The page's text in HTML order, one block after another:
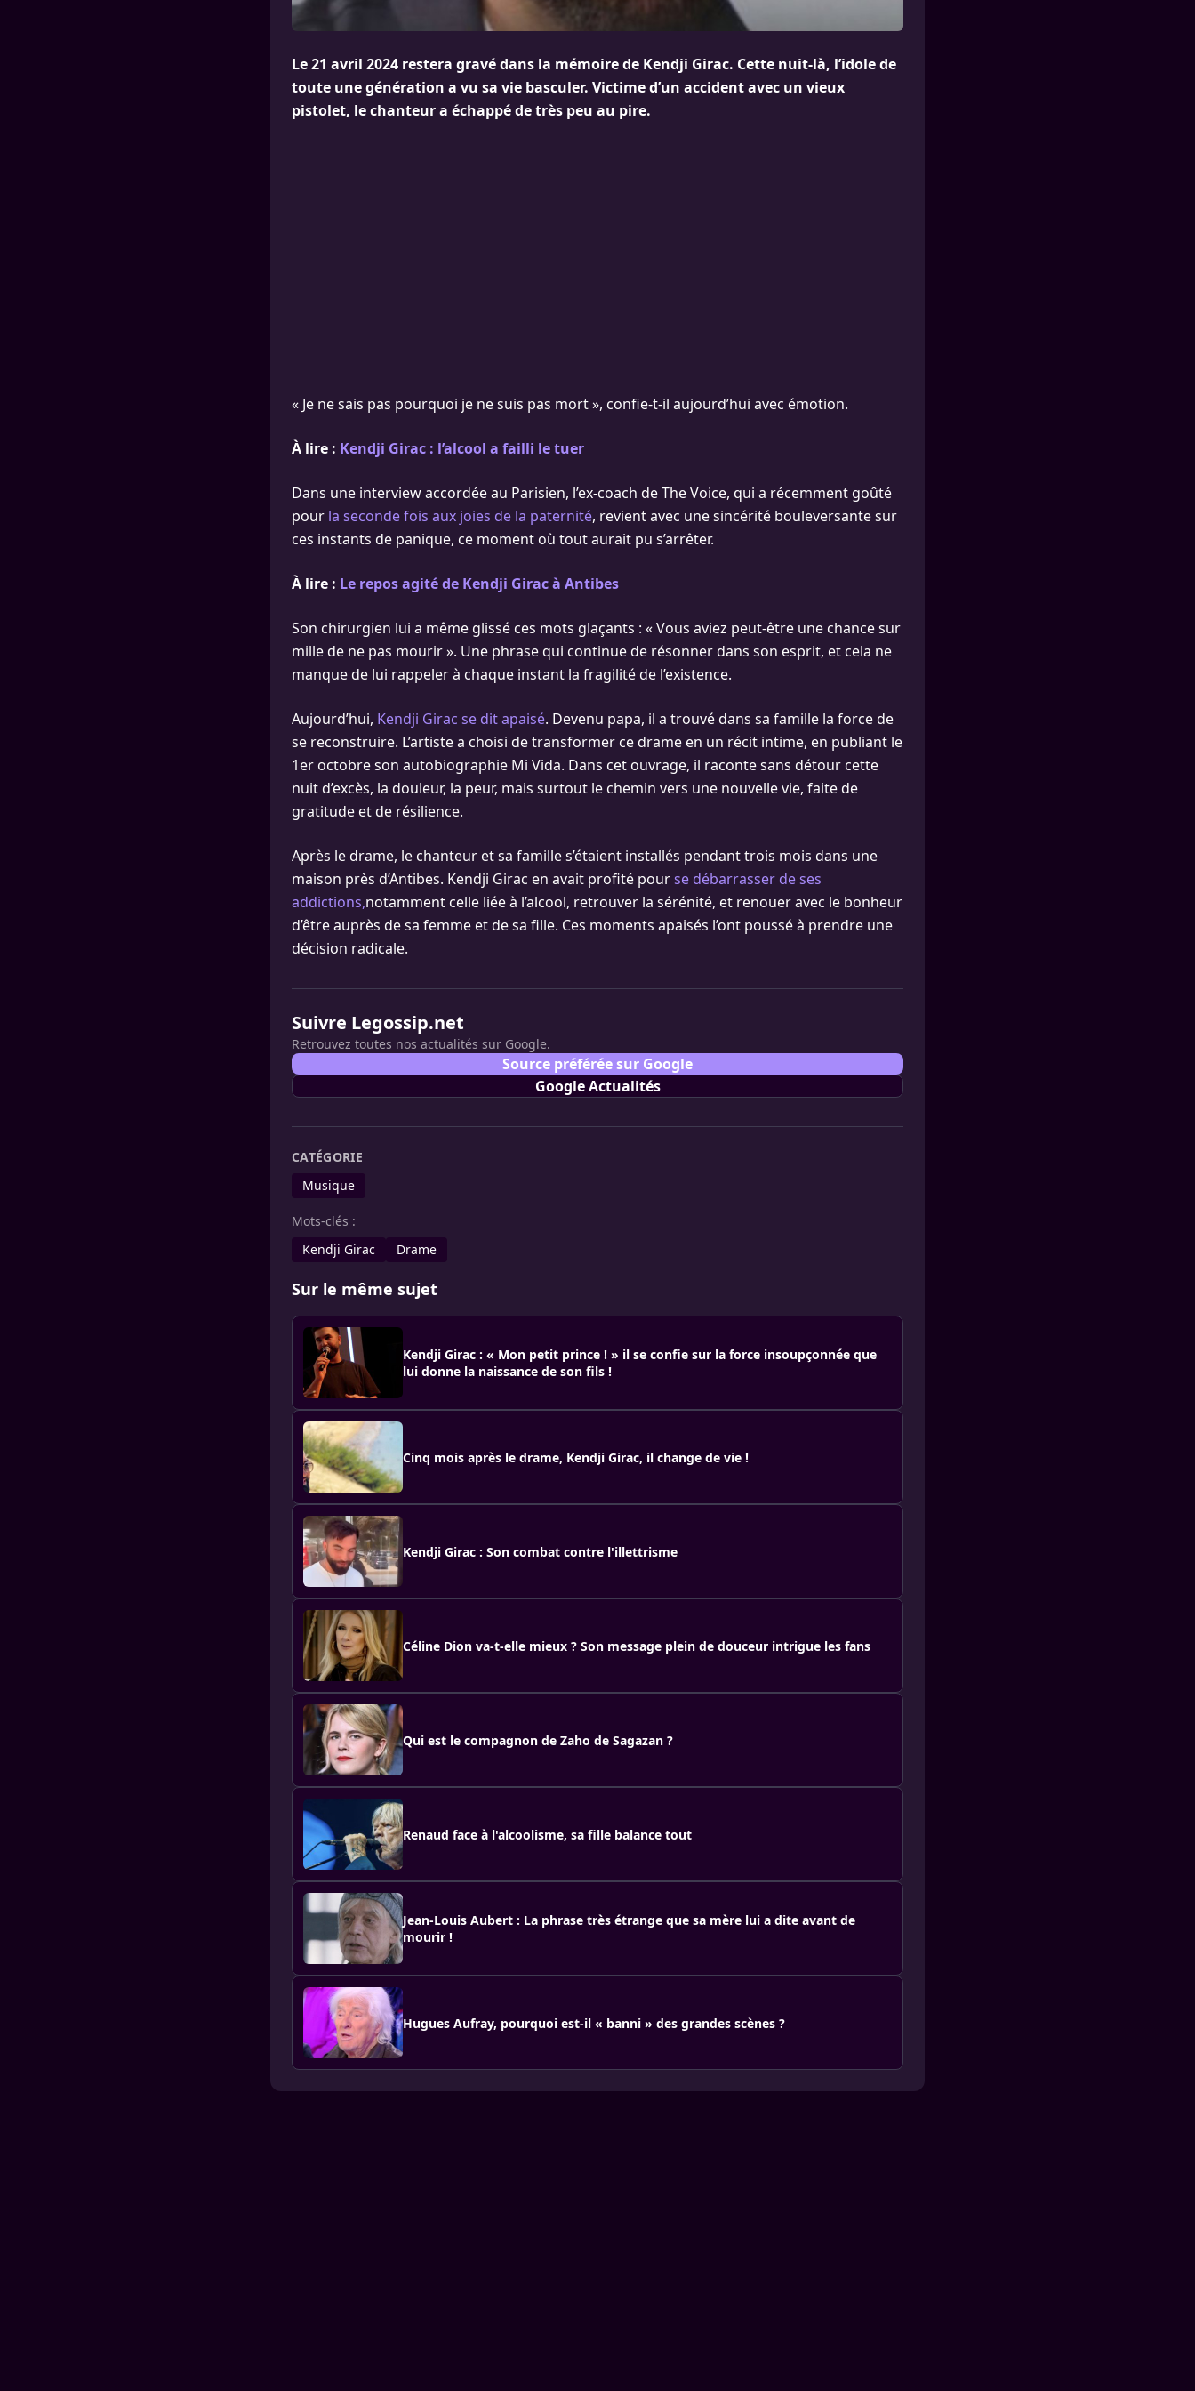
Le 21 avril 2024 restera gravé dans la mémoire de Kendji Girac. Cette nuit-là, l’idole de
toute une génération a vu sa vie basculer. Victime d’un accident avec un vieux
pistolet, le chanteur a échappé de très peu au pire.
« Je ne sais pas pourquoi je ne suis pas mort », confie-t-il aujourd’hui avec émotion.
À lire : Kendji Girac : l’alcool a failli le tuer
Dans une interview accordée au Parisien, l’ex-coach de The Voice, qui a récemment goûté
pour la seconde fois aux joies de la paternité, revient avec une sincérité bouleversante sur
ces instants de panique, ce moment où tout aurait pu s’arrêter.
À lire : Le repos agité de Kendji Girac à Antibes
Son chirurgien lui a même glissé ces mots glaçants : « Vous aviez peut-être une chance sur
mille de ne pas mourir ». Une phrase qui continue de résonner dans son esprit, et cela ne
manque de lui rappeler à chaque instant la fragilité de l’existence.
Aujourd’hui, Kendji Girac se dit apaisé. Devenu papa, il a trouvé dans sa famille la force de
se reconstruire. L’artiste a choisi de transformer ce drame en un récit intime, en publiant le
1er octobre son autobiographie Mi Vida. Dans cet ouvrage, il raconte sans détour cette
nuit d’excès, la douleur, la peur, mais surtout le chemin vers une nouvelle vie, faite de
gratitude et de résilience.
Après le drame, le chanteur et sa famille s’étaient installés pendant trois mois dans une
maison près d’Antibes. Kendji Girac en avait profité pourse débarrasser de ses
addictions,notamment celle liée à l’alcool, retrouver la sérénité, et renouer avec le bonheur
d’être auprès de sa femme et de sa fille. Ces moments apaisés l’ont poussé à prendre une
décision radicale.
Suivre Legossip.net
Retrouvez toutes nos actualités sur Google.
Source préférée sur Google
Google Actualités
CATÉGORIE
Musique
Mots-clés :
Kendji Girac
Drame
Sur le même sujet
Kendji Girac : « Mon petit prince ! » il se confie sur la force insoupçonnée que
lui donne la naissance de son fils !
Cinq mois après le drame, Kendji Girac, il change de vie !
Kendji Girac : Son combat contre l'illettrisme
Céline Dion va-t-elle mieux ? Son message plein de douceur intrigue les fans
Qui est le compagnon de Zaho de Sagazan ?
Renaud face à l'alcoolisme, sa fille balance tout
Jean-Louis Aubert : La phrase très étrange que sa mère lui a dite avant de
mourir !
Hugues Aufray, pourquoi est-il « banni » des grandes scènes ?